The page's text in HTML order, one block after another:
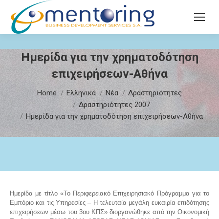
Search:
Ημερίδα για την χρηματοδότηση
επιχειρήσεων-Αθήνα
You are here:
Home Ελληνικά Νέα
Δραστηριότητες
Δραστηριότητες 2007
Ημερίδα για την χρηματοδότηση επιχειρήσεων-Αθήνα
Ημερίδα με τίτλο «Το Περιφερειακό Επιχειρησιακό Πρόγραμμα για το
Εμπόριο και τις Υπηρεσίες – H τελευταία μεγάλη ευκαιρία επιδότησης
επιχειρήσεων μέσω του 3ου ΚΠΣ» διοργανώθηκε από την Οικονομική